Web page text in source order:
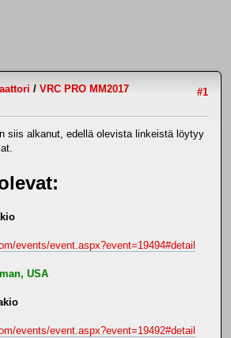
#1
/ VRC PRO MM2017
siis alkanut, edellä olevista linkeistä löytyy
events/event.aspx?event=19494#detail
USA
events/event.aspx?event=19492#detail